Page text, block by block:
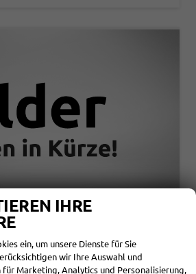
110KW DCT7 NEUES MODELL
4 Monate Neuwagen
IHRE
ein, um unsere Dienste für Sie
wir Ihre Auswahl und
Marketing, Analytics und Personalisierung,